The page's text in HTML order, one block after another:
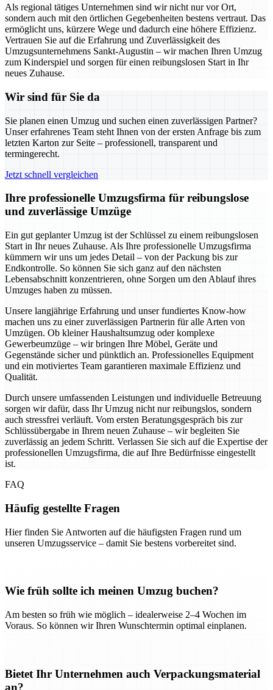
Als regional tätiges Unternehmen sind wir nicht nur vor Ort,
sondern auch mit den örtlichen Gegebenheiten bestens vertraut. Das
ermöglicht uns, kürzere Wege und dadurch eine höhere Effizienz.
Vertrauen Sie auf die Erfahrung und Zuverlässigkeit des
Umzugsunternehmens Sankt-Augustin – wir machen Ihren Umzug
zum Kinderspiel und sorgen für einen reibungslosen Start in Ihr
neues Zuhause.
Wir sind für Sie da
Sie planen einen Umzug und suchen einen zuverlässigen Partner?
Unser erfahrenes Team steht Ihnen von der ersten Anfrage bis zum
letzten Karton zur Seite – professionell, transparent und
termingerecht.
Jetzt schnell vergleichen
Ihre professionelle Umzugsfirma für reibungslose
und zuverlässige Umzüge
Ein gut geplanter Umzug ist der Schlüssel zu einem reibungslosen
Start in Ihr neues Zuhause. Als Ihre professionelle Umzugsfirma
kümmern wir uns um jedes Detail – von der Packung bis zur
Endkontrolle. So können Sie sich ganz auf den nächsten
Lebensabschnitt konzentrieren, ohne Sorgen um den Ablauf ihres
Umzuges haben zu müssen.
Unsere langjährige Erfahrung und unser fundiertes Know-how
machen uns zu einer zuverlässigen Partnerin für alle Arten von
Umzügen. Ob kleiner Haushaltsumzug oder komplexe
Gewerbeumzüge – wir bringen Ihre Möbel, Geräte und
Gegenstände sicher und pünktlich an. Professionelles Equipment
und ein motiviertes Team garantieren maximale Effizienz und
Qualität.
Durch unsere umfassenden Leistungen und individuelle Betreuung
sorgen wir dafür, dass Ihr Umzug nicht nur reibungslos, sondern
auch stressfrei verläuft. Vom ersten Beratungsgespräch bis zur
Schlüssübergabe in Ihrem neuen Zuhause – wir begleiten Sie
zuverlässig an jedem Schritt. Verlassen Sie sich auf die Expertise der
professionellen Umzugsfirma, die auf Ihre Bedürfnisse eingestellt
ist.
FAQ
Häufig gestellte Fragen
Hier finden Sie Antworten auf die häufigsten Fragen rund um
unseren Umzugsservice – damit Sie bestens vorbereitet sind.
Wie früh sollte ich meinen Umzug buchen?
Am besten so früh wie möglich – idealerweise 2–4 Wochen im
Voraus. So können wir Ihren Wunschtermin optimal einplanen.
Bietet Ihr Unternehmen auch Verpackungsmaterial
an?